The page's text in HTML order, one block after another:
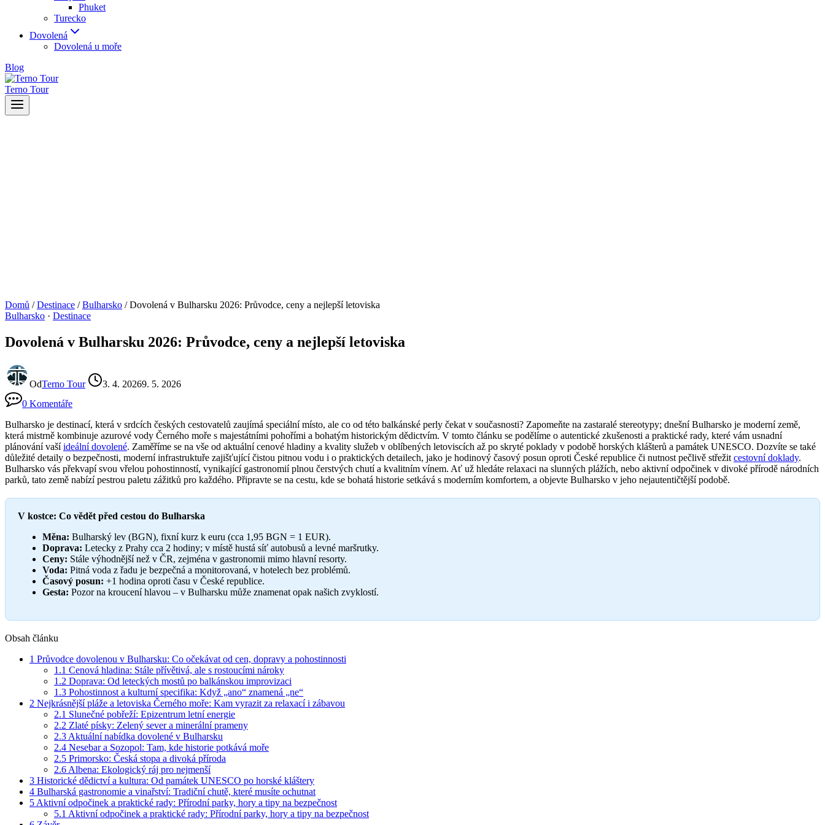
Phuket
Turecko
Dovolená
Dovolená u moře
Blog
Terno Tour
Domů / Destinace / Bulharsko / Dovolená v Bulharsku 2026: Průvodce, ceny a nejlepší letoviska
Bulharsko · Destinace
Dovolená v Bulharsku 2026: Průvodce, ceny a nejlepší letoviska
OdTerno Tour 3. 4. 20269. 5. 2026
0 Komentáře
Bulharsko je destinací, která v srdcích českých cestovatelů zaujímá speciální místo, ale co od této balkánské perly čekat v současnosti? Zapomeňte na zastaralé stereotypy; dnešní Bulharsko je moderní země,
která mistrně kombinuje azurové vody Černého moře s majestátními pohořími a bohatým historickým dědictvím. V tomto článku se podělíme o autentické zkušenosti a praktické rady, které vám usnadní
plánování vašíideální dovolené. Zaměříme se na vše od aktuální cenové hladiny a kvality služeb v oblíbených letoviscích až po skryté poklady v podobě horských klášterů a památek UNESCO. Dozvíte se také
důležité detaily o bezpečnosti, moderní infrastruktuře zajišťující čistou pitnou vodu i o praktických detailech, jako je hodinový časový posun oproti České republice či nutnost pečlivě střežit cestovní doklady.
Bulharsko vás překvapí svou vřelou pohostinností, vynikající gastronomií plnou čerstvých chutí a kvalitním vínem. Ať už hledáte relaxaci na slunných plážích, nebo aktivní odpočinek v divoké přírodě národních
parků, tato země nabízí pestrou paletu zážitků pro každého. Připravte se na cestu, kde se bohatá historie setkává s moderním komfortem, a objevte Bulharsko v jeho nejautentičtější podobě.
V kostce: Co vědět před cestou do Bulharska
Měna: Bulharský lev (BGN), fixní kurz k euru (cca 1,95 BGN = 1 EUR).
Doprava: Letecky z Prahy cca 2 hodiny; v místě hustá síť autobusů a levné maršrutky.
Ceny: Stále výhodnější než v ČR, zejména v gastronomii mimo hlavní resorty.
Voda: Pitná voda z řadu je bezpečná a monitorovaná, v hotelech bez problémů.
Časový posun: +1 hodina oproti času v České republice.
Gesta: Pozor na kroucení hlavou – v Bulharsku může znamenat opak našich zvyklostí.
Obsah článku
1 Průvodce dovolenou v Bulharsku: Co očekávat od cen, dopravy a pohostinnosti
1.1 Cenová hladina: Stále přívětivá, ale s rostoucími nároky
1.2 Doprava: Od leteckých mostů po balkánskou improvizaci
1.3 Pohostinnost a kulturní specifika: Když „ano“ znamená „ne“
2 Nejkrásnější pláže a letoviska Černého moře: Kam vyrazit za relaxací i zábavou
2.1 Slunečné pobřeží: Epizentrum letní energie
2.2 Zlaté písky: Zelený sever a minerální prameny
2.3 Aktuální nabídka dovolené v Bulharsku
2.4 Nesebar a Sozopol: Tam, kde historie potkává moře
2.5 Primorsko: Česká stopa a divoká příroda
2.6 Albena: Ekologický ráj pro nejmenší
3 Historické dědictví a kultura: Od památek UNESCO po horské kláštery
4 Bulharská gastronomie a vinařství: Tradiční chutě, které musíte ochutnat
5 Aktivní odpočinek a praktické rady: Přírodní parky, hory a tipy na bezpečnost
5.1 Aktivní odpočinek a praktické rady: Přírodní parky, hory a tipy na bezpečnost